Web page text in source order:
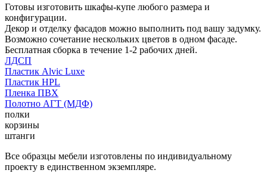
Готовы изготовить шкафы-купе любого размера и
конфигурации.
Декор и отделку фасадов можно выполнить под вашу задумку.
Возможно сочетание нескольких цветов в одном фасаде.
Бесплатная сборка в течение 1-2 рабочих дней.
ЛДСП
Пластик Alvic Luxe
Пластик HPL
Пленка ПВХ
Полотно АГТ (МДФ)
полки
корзины
штанги
Все образцы мебели изготовлены по индивидуальному
проекту в единственном экземпляре.